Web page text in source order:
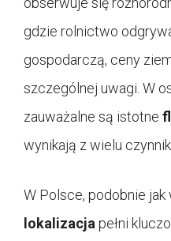
gdzie rolnictwo
gospodarczą, ceny
szczególnej uwagi. W
zauważalne są istotne
wynikają z wielu
W Polsce, podobnie jak
lokalizacja pełni